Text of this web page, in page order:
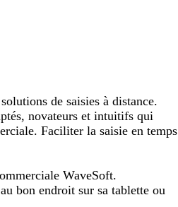
de saisies à distance.
novateurs et intuitifs qui
Faciliter la saisie en temps
WaveSoft.
bon endroit sur sa tablette ou